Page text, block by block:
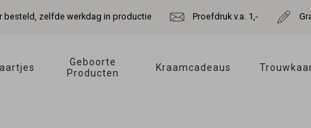
besteld, zelfde werkdag in productie Proefdruk v.a. 1,-
Geboorte
Producten
Kraamcadeaus